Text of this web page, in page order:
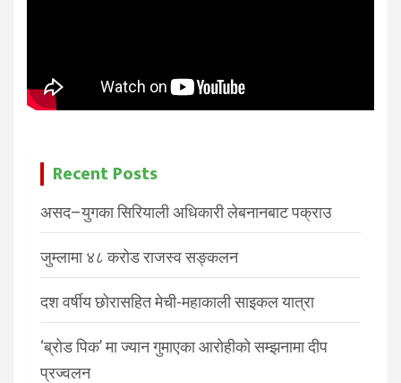
Recent Posts
असद–युगका सिरियाली अधिकारी लेबनानबाट पक्राउ
जुम्लामा ४८ करोड राजस्व सङ्कलन
दश वर्षीय छोरासहित मेची-महाकाली साइकल यात्रा
‘ब्रोड पिक’ मा ज्यान गुमाएका आरोहीको सम्झनामा दीप
प्रज्वलन